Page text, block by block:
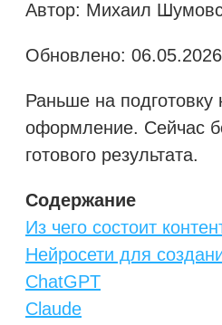
Автор: Михаил
Обновлено: 06.05.2026
Раньше на подготовку
оформление. Сейчас
готового результата.
Содержание
Из чего состоит
Нейросети для
ChatGPT
Claude